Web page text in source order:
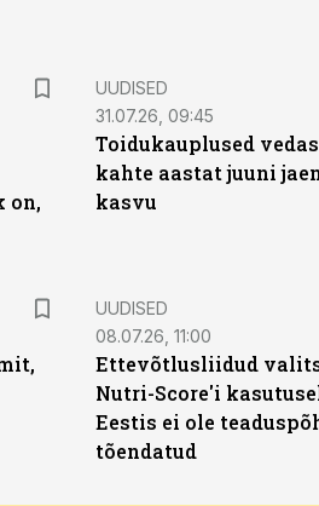
on,
UUDISED
31.07.26, 09:45
Toidukauplused
kahte aastat juuni
kasvu
UUDISED
08.07.26, 11:00
Ettevõtlusliidud
Nutri-Score'i
Eestis ei ole
tõendatud